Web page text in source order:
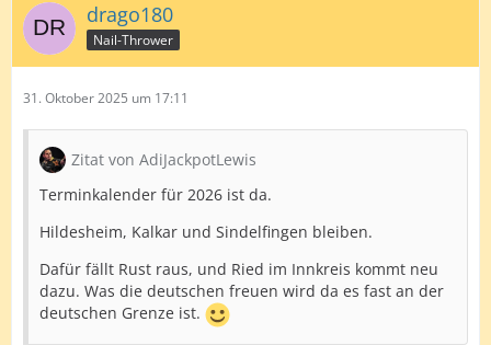
drago180
Nail-Thrower
31. Oktober 2025 um 17:11
Zitat von AdiJackpotLewis
Terminkalender für 2026 ist da.
Hildesheim, Kalkar und Sindelfingen bleiben.
Dafür fällt Rust raus, und Ried im Innkreis kommt neu
dazu. Was die deutschen freuen wird da es fast an der
deutschen Grenze ist.